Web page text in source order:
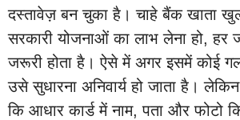
दस्तावेज़ बन चुका है। चाहे बैंक खाता
सरकारी योजनाओं का लाभ लेना हो, हर
जरूरी होता है। ऐसे में अगर इसमें कोई
उसे सुधारना अनिवार्य हो जाता है।
कि आधार कार्ड में नाम, पता और फोटो